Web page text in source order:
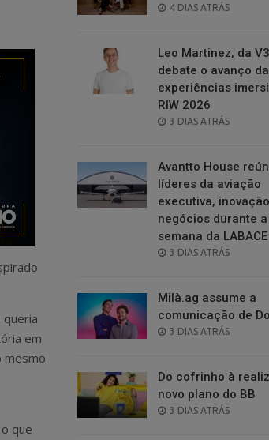
queria
em
mesmo
que
POSTED
4 DIAS ATRÁS
Leo Martinez, da
debate o avanço
experiências
RIW 2026
POSTED
3 DIAS ATRÁS
Avantto House
líderes da aviação
executiva,
negócios durante a
semana da LABACE
POSTED
3 DIAS ATRÁS
Milà.ag assume a
comunicação de
POSTED
3 DIAS ATRÁS
Do cofrinho à
novo plano do BB
POSTED
3 DIAS ATRÁS